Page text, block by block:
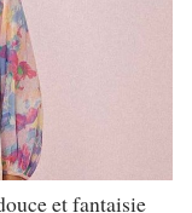
et fantaisie